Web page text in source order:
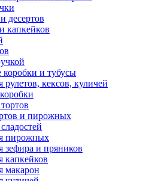
десертов
капкейков
коробки и тубусы
рулетов, кексов, куличей
и пирожных
пирожных
зефира и пряников
капкейков
макарон